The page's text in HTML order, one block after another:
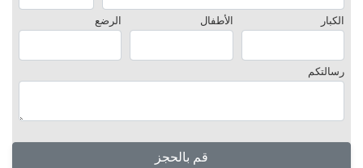
الكبار الأطفال الرضع
رسالتكم
قم بالحجز